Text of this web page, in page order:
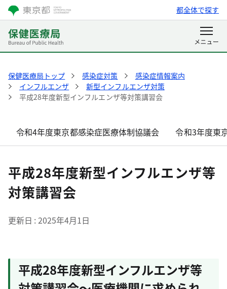
都全体で探す
保健医療局トップ 感染症対策
感染症情報案内
インフルエンザ
新型インフルエンザ対策
平成28年度新型インフルエンザ等対策講習会
令和4年度東京都感染症医療体制協議会 令和3年度東
平成28年度新型インフルエンザ等
対策講習会
更新日 2025年4月1日
平成28年度新型インフルエンザ等